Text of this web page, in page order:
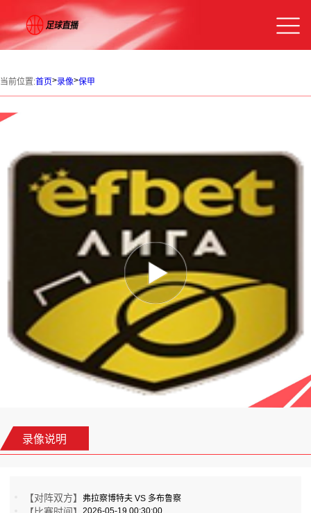
当前位置:首页>录像>保甲
录像说明
【对阵双方】 弗拉察博特夫 VS 多布鲁察